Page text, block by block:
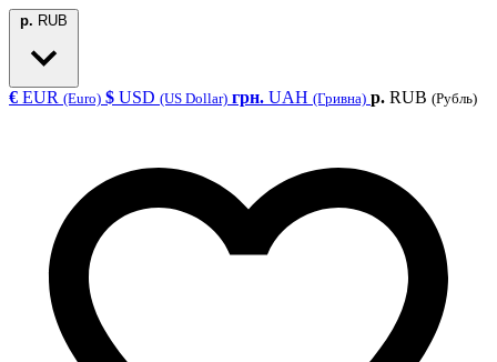
р. RUB
€ EUR (Euro) $ USD (US Dollar) грн. UAH (Гривна) р. RUB (Рубль)